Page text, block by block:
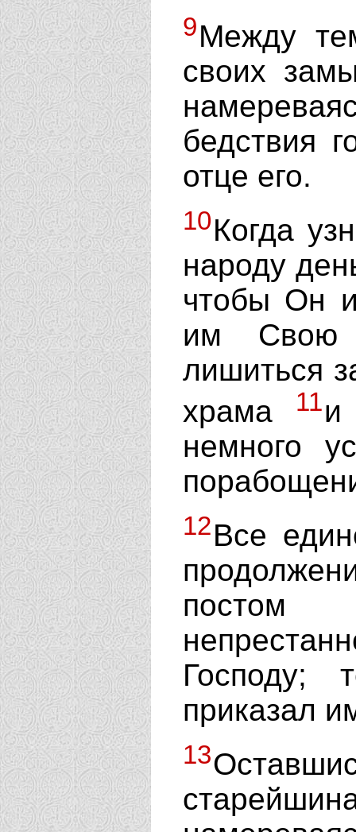
9Между
своих
бедствия
отце его.
10Когда
народу
чтобы Он
им Свою
лишиться
храма
11и
немного
12Все
постом
Господу;
приказал
13